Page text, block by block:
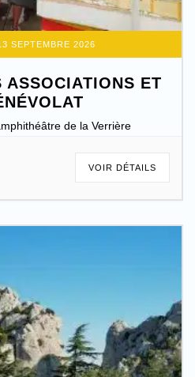
SEPTEMBRE 2026
ASSOCIATIONS ET
de la Verrière
VOIR DÉTAILS